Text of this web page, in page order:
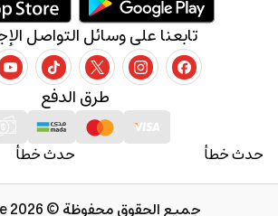
حدث خطأ حدث خطأ
طرق الدفع
تابعنا على وسائل التواصل
جميع الحقوق محفوظة © 2026 Jomla.ae